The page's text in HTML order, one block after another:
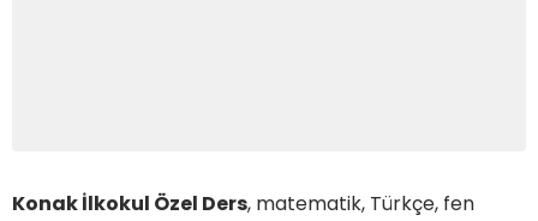
Konak İlkokul Özel Ders, matematik, Türkçe, fen